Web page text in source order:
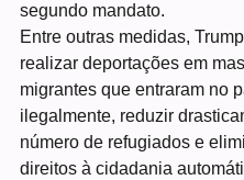
segundo mandato.
Entre outras medidas,
realizar deportações em
migrantes que entraram no
ilegalmente, reduzir
número de refugiados e
direitos à cidadania